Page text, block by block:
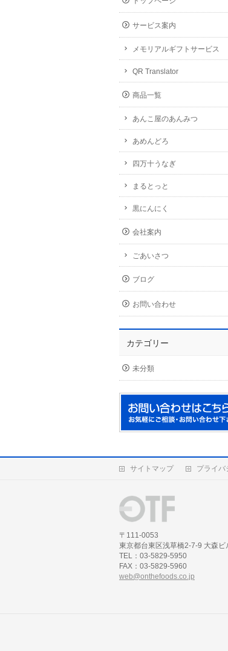
サービス案内
メモリアルギフトサービス
QR Translator
商品一覧
あんこ屋のあんみつ
あめんどろ
四万十うなぎ
まるとっと
黒にんにく
会社案内
ごあいさつ
ブログ
お問い合わせ
カテゴリー
未分類
サイトマップ プライバ
〒111-0053
東京都台東区浅草橋2-7-9 大森ビ
TEL：03-5829-5950
FAX：03-5829-5960
web@onthefoods.co.jp